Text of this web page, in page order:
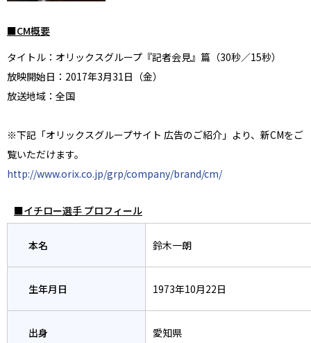
■CM概要
タイトル：オリックスグループ『記者会見』篇（30秒／15秒）
放映開始日：2017年3月31日（金）
放送地域：全国
※下記「オリックスグループサイト 広告のご紹介」より、新CMをご
覧いただけます。
http://www.orix.co.jp/grp/company/brand/cm/
■イチロー選手 プロフィール
本名 鈴木一朗
生年月日 1973年10月22日
出身 愛知県